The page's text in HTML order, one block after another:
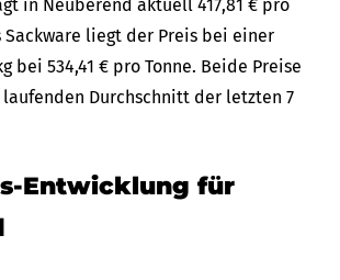
in Neuberend aktuell 417,81 € pro
Sackware liegt der Preis bei einer
bei 534,41 € pro Tonne. Beide Preise
Durchschnitt der letzten 7
Entwicklung für